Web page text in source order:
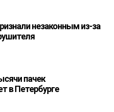
незаконным из-за
пачек
в Петербурге